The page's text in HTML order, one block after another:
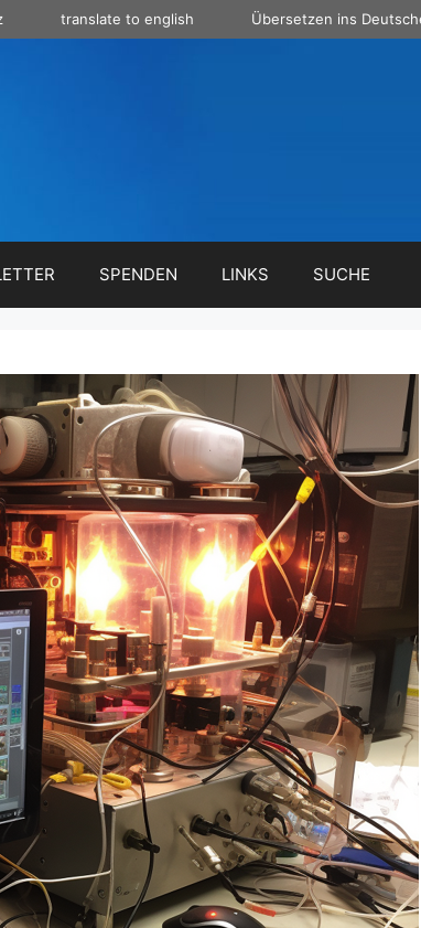
translate to english Übersetzen ins
SPENDEN LINKS SUCHE